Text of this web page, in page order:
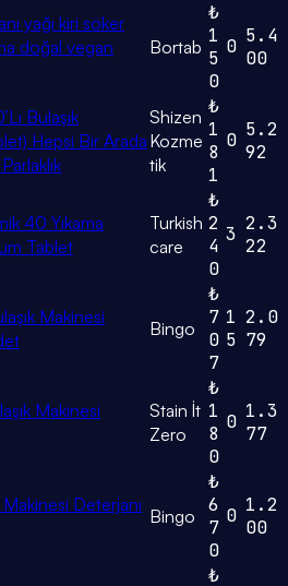
yağı kiri söker
doğal vegan
Bortab
₺
1
5
0
0 5.4
00
Bulaşık
Hepsi Bir Arada
Shizen
Kozme
tik
₺
1
8
1
0 5.2
92
40 Yıkama
Tablet
Turkish
care
₺
2
4
0
3 2.3
22
Makinesi
Bingo
₺
7
0
7
1
5
2.0
79
Makinesi
Stain İt
Zero
₺
1
8
0
0 1.3
77
Makinesi Deterjanı
Bingo
₺
6
7
0
0 1.2
00
₺